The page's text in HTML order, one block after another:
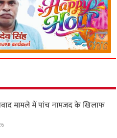
मामले में पांच नामजद के खिलाफ